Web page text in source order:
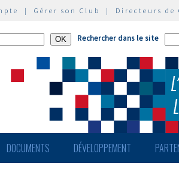
| Gérer son Club | Directeurs de
Rechercher dans le site
DOCUMENTS DÉVELOPPEMENT